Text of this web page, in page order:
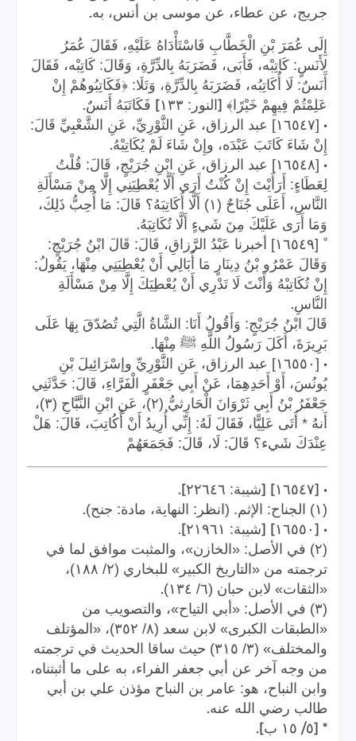
جريج، عن عطاء، عن موسى بن أنس، به.
إِلَى عُمَرَ بْنِ الْخَطَّابِ فَاسْتَأْدَاهُ عَلَيْهِ، فَقَالَ عُمَرُ
لِأَنَسٍ: كَاتِبْه، فَأَبَى، فَضَرَبَهُ بِالدِّرَّةِ، وَقَالَ: كَاتِبْه، فَقَالَ
أَنَسٌ: لَا أُكَاتِبُه، فَضَرَبَهُ بِالدِّرَّةِ، وَتَلَا: ﴿فَكَاتِبُوهُمْ إِنْ
عَلِمْتُمْ فِيهِمْ خَيْرًا﴾ [النور: ١٣٣ ] فَكَاتَبَهُ أَنَسٌ.
•
[١٦٥٤٧] عبد الرزاق، عَنِ الثَّوْرِيِّ، عَنِ الشَّعْبِيِّ قَالَ:
إِنْ شَاءَ كَاتَبَ عَبْدَه، وإِنْ شَاءَ لَمْ يُكَاتِبْهُ.
•
[١٦٥٤٨] عبد الرزاق، عَنِ ابْنِ جُرَيْجٍ، قَالَ: قُلْتُ
لِعَطَاءٍ: أَرَأَيْتَ إِنْ كُنْتُ أَرَى أَلَّا يُعْطِيَنِي إِلَّا مِنْ مَسْأَلَةِ
النَّاسِ، أَعَلَى جُنَاحٌ (١) أَلَّا أُكَاتِبَهُ؟ قَالَ: مَا أُحِبُّ ذَلِكَ،
وَمَا أَرَى عَلَيْكَ مِنَ شَيءٍ أَلَّا تُكَاتِبَهُ.
°
[١٦٥٤٩] أخبرنا عَبْدُ الرَّزاقِ، قَالَ: قَالَ ابْنُ جُرَيْجٍ:
وَقَالَ عَمْرُو بْنُ دِينَارٍ مَا أُبَالِي أَنْ يُعْطِيَنِي مِنْهَا، يَقُولُ:
إِنْ تُكَاتِبْهُ وَأَنْتَ لَا تَدْرِي أَنْ يُعْطِيَكَ إِلَّا مِنْ مَسْأَلَةِ
النَّاسِ.
قَالَ ابْنُ جُرَيْجٍ: وَأَقُولُ أَنَا: الشَّاةُ الَّتِي تُصُدّقَ بِهَا عَلَى
بَرِيرَةَ، أَكَلَ رَسُولُ اللَّهِ ﷺ مِنْهَا.
•
[١٦٥٥٠] عبد الرزاق، عَنِ الثَّوْرِيِّ وإسْرَائِيلَ بْنِ
يُونُسَ، أَوْ أَحَدِهِمَا، عَنْ أَبِي جَعْفَرٍ الْفَرَّاءِ، قَالَ: حَدَّثَنِي
جَعْفَرُ بْنُ أَبِي ثَرْوَانَ الْحَارِثيُّ (٢)، عَنِ ابْنِ النَّبَّاحِ (٣)،
أَنهُ * أَتَى عَلِيًّا، فَقَالَ لَهُ: إِنِّي أُرِيدُ أَنْ أُكُاتِبَ، قَالَ: هَلْ
عِنْدَكَ شَيء؟ قَالَ: لَا، قَالَ: فَجَمَعَهُمْ
• [١٦٥٤٧] [شيبة: ٢٢٦٤٦ ].
(١) الجناح: الإثم. (انظر: النهاية، مادة: جنح)
.
• [ ١٦٥٥٠] [شيبة: ٢١٩٦١ ].
(٢) في الأصل: «الخازن»، والمثبت موافق لما في
ترجمته من «التاريخ الكبير» للبخاري (٢/ ١٨٨)،
«الثقات» لابن حبان (٦/ ١٣٤)
.
(٣) في الأصل: «أبي التياح»، والتصويب من
«الطبقات الكبرى» لابن سعد (٨/ ٣٥٢)، «المؤتلف
والمختلف» (٣/ ٣١٥) حيث ساقا الحديث في ترجمته
من وجه آخر عن أبي جعفر الفراء، به على ما أثبتناه،
وابن النباح، هو: عامر بن النباح مؤذن علي بن أبي
طالب رضي الله عنه.
* [٥/ ١٥ ب].